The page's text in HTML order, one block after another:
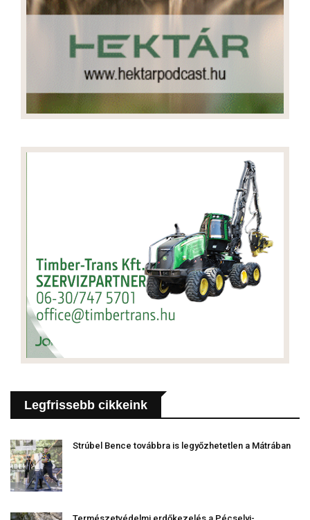
Legfrissebb cikkeink
Strúbel Bence továbbra is legyőzhetetlen a Mátrában